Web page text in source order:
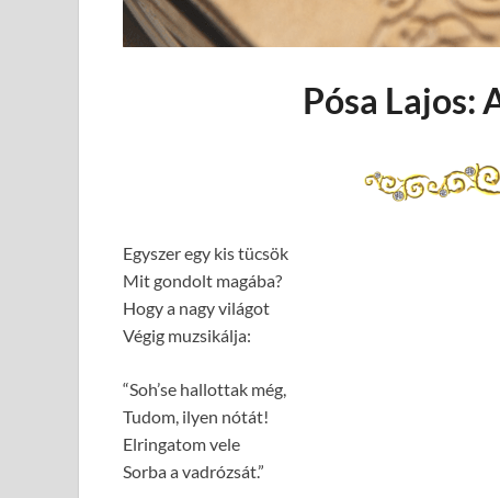
Pósa Lajos:
Egyszer egy kis tücsök
Mit gondolt magába?
Hogy a nagy világot
Végig muzsikálja:
“Soh’se hallottak még,
Tudom, ilyen nótát!
Elringatom vele
Sorba a vadrózsát.”